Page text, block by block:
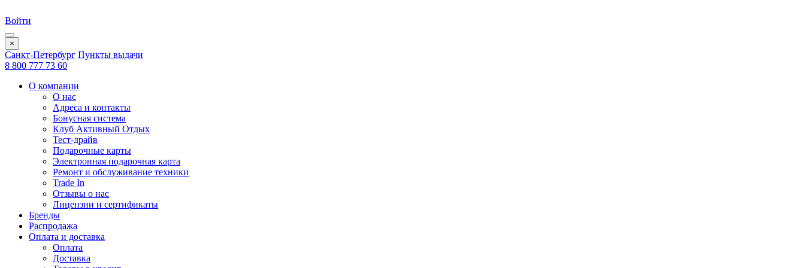
Войти
×
Санкт-Петербург Пункты выдачи
8 800 777 73 60
О компании
О нас
Адреса и контакты
Бонусная система
Клуб Активный Отдых
Тест-драйв
Подарочные карты
Электронная подарочная карта
Ремонт и обслуживание техники
Trade In
Отзывы о нас
Лицензии и сертификаты
Бренды
Распродажа
Оплата и доставка
Оплата
Доставка